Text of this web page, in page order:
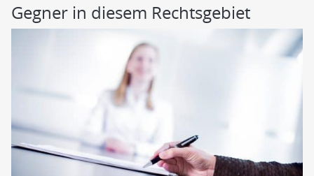
Gegner in diesem Rechtsgebiet